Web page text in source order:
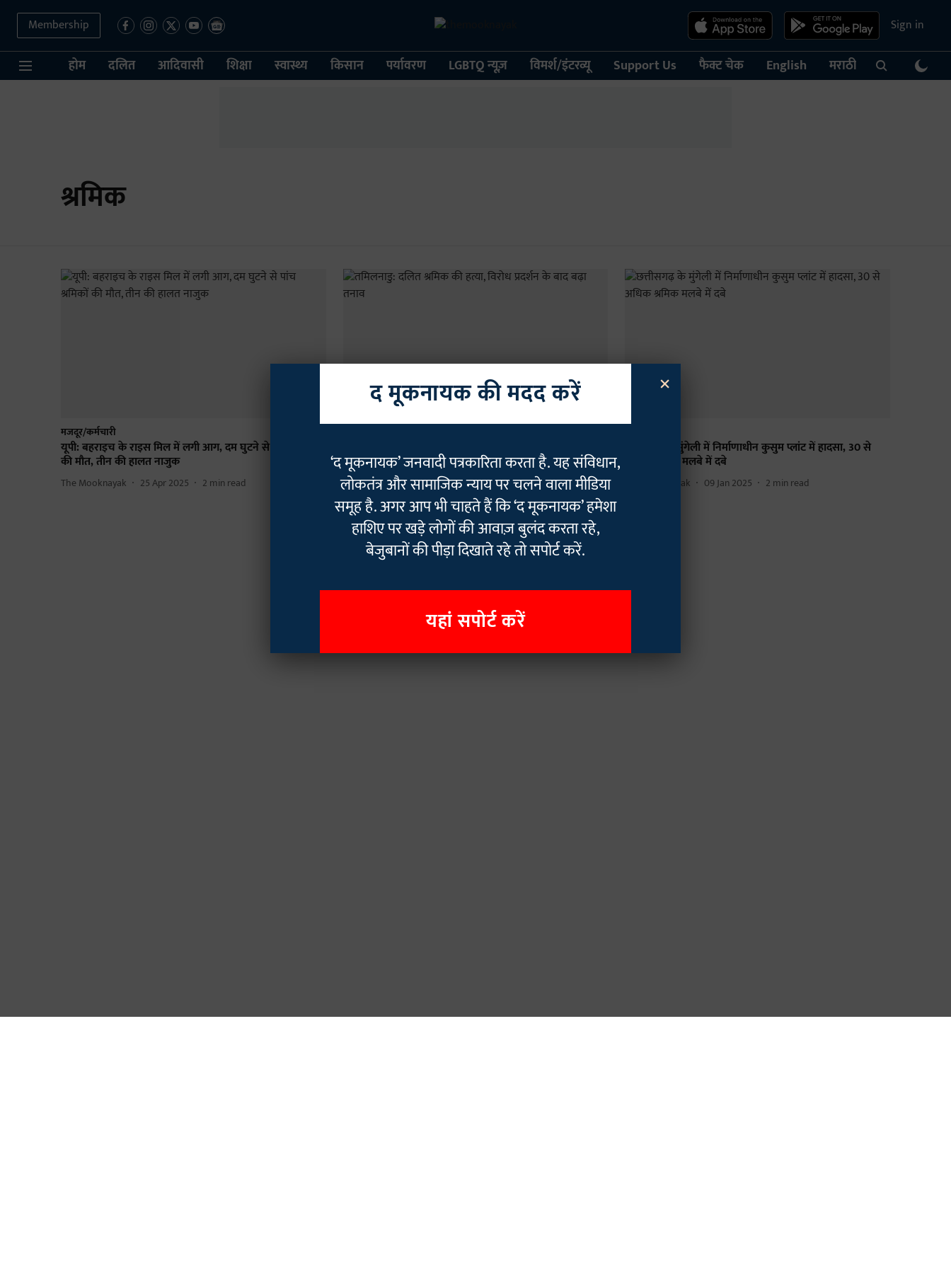
Membership Sign in
होम दलित आदिवासी शिक्षा स्वास्थ्य किसान पर्यावरण LGBTQ न्यूज़ विमर्श/इंटरव्यू Support Us फैक्ट चेक English मराठी
श्रम‍िक
मजदूर/कर्मचारी
यूपी: बहराइच के राइस मिल में लगी आग, दम घुटने से पांच श्रमिकों
की मौत, तीन की हालत नाजुक
The Mooknayak 25 Apr 2025 2 min read
The Mooknayak 18 Jan 2025 2min read
छत्तीसगढ़ के मुंगेली में निर्माणाधीन कुसुम प्लांट में हादसा, 30 से
अधिक श्रम‍िक मलबे में दबे
The Mooknayak 09 Jan 2025 2 min read
Read More
×
द मूकनायक की मदद करें
‘द मूकनायक’ जनवादी पत्रकारिता करता है. यह संविधान,
लोकतंत्र और सामाजिक न्याय पर चलने वाला मीडिया
समूह है. अगर आप भी चाहते हैं कि ‘द मूकनायक’ हमेशा
हाशिए पर खड़े लोगों की आवाज़ बुलंद करता रहे,
बेजुबानों की पीड़ा दिखाते रहे तो सपोर्ट करें.
यहां सपोर्ट करें